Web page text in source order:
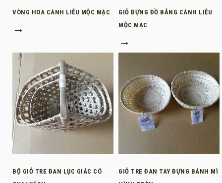
VÒNG HOA CÀNH LIỄU MỘC MẠC
→
GIỎ ĐỰNG ĐỒ BẰNG CÀNH LIỄU
MỘC MẠC
→
BỘ GIỎ TRE ĐAN LỤC GIÁC CÓ
GIỎ TRE ĐAN TAY ĐỰNG BÁNH MÌ